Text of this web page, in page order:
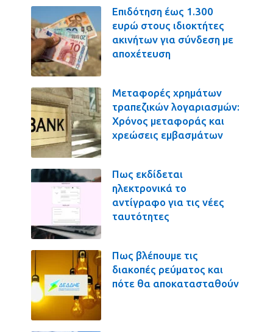
Επιδότηση έως 1.300
ευρώ στους ιδιοκτήτες
ακινήτων για σύνδεση με
αποχέτευση
Μεταφορές χρημάτων
τραπεζικών λογαριασμών:
Χρόνος μεταφοράς και
χρεώσεις εμβασμάτων
Πως εκδίδεται
ηλεκτρονικά το
αντίγραφο για τις νέες
ταυτότητες
Πως βλέπουμε τις
διακοπές ρεύματος και
πότε θα αποκατασταθούν